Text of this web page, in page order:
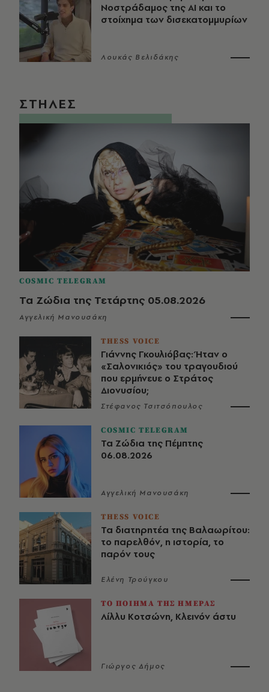
Νοστράδαμος της AI και το
στοίχημα των δισεκατομμυρίων
Λουκάς Βελιδάκης
ΣΤΗΛΕΣ
COSMIC TELEGRAM
Τα Ζώδια της Τετάρτης 05.08.2026
Αγγελική Μανουσάκη
THESS VOICE
Γιάννης Γκουλιόβας: Ήταν ο
«Σαλονικιός» του τραγουδιού
που ερμήνευε ο Στράτος
Διονυσίου;
Στέφανος Τσιτσόπουλος
COSMIC TELEGRAM
Τα Ζώδια της Πέμπτης
06.08.2026
Αγγελική Μανουσάκη
THESS VOICE
Τα διατηρητέα της Βαλαωρίτου:
το παρελθόν, η ιστορία, το
παρόν τους
Ελένη Τρούγκου
ΤΟ ΠΟΙΗΜΑ ΤΗΣ ΗΜΕΡΑΣ
Λίλλυ Κοτσώνη, Κλεινόν άστυ
Γιώργος Δήμος